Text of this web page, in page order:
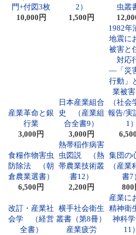
門+付図3枚
10,000円
2）
1,500円
虫叢
産業革命と銀
行業
3,000円
日本産業組合
史 （産業組
合全書9）
3,000円
1982年
地震に
被害と
対応
―「災
行動」
業被
（社会
報告/実
1）
食糧作物害虫
防除法 （朝
倉農業選書）
6,500円
熱帯稲作病害
虫図説 （熱
帯農業技術叢
書12）
2,200円
集団の
（産業
書7
800
改訂・産業社
会学 （経営
全書）
横手社会衛生
叢書（第8冊）
産業疲労
産業に
精神衛
神科
11）